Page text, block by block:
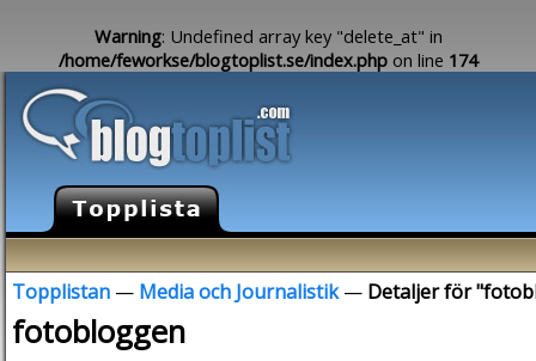
Warning: Undefined array key "delete_at" in
/home/feworkse/blogtoplist.se/index.php on line 174
Topplistan — Media och Journalistik— Detaljer för
fotobloggen